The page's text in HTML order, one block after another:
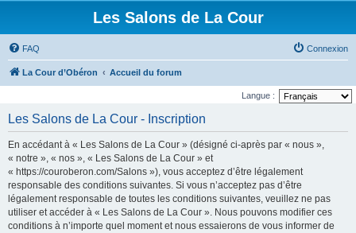
Les Salons de La Cour
FAQ Connexion
La Cour d’Obéron Accueil du forum
Langue :
Les Salons de La Cour - Inscription
En accédant à « Les Salons de La Cour » (désigné ci-après par « nous »,
« notre », « nos », « Les Salons de La Cour » et
« https://couroberon.com/Salons »), vous acceptez d’être légalement
responsable des conditions suivantes. Si vous n’acceptez pas d’être
légalement responsable de toutes les conditions suivantes, veuillez ne pas
utiliser et accéder à « Les Salons de La Cour ». Nous pouvons modifier ces
conditions à n’importe quel moment et nous essaierons de vous informer de